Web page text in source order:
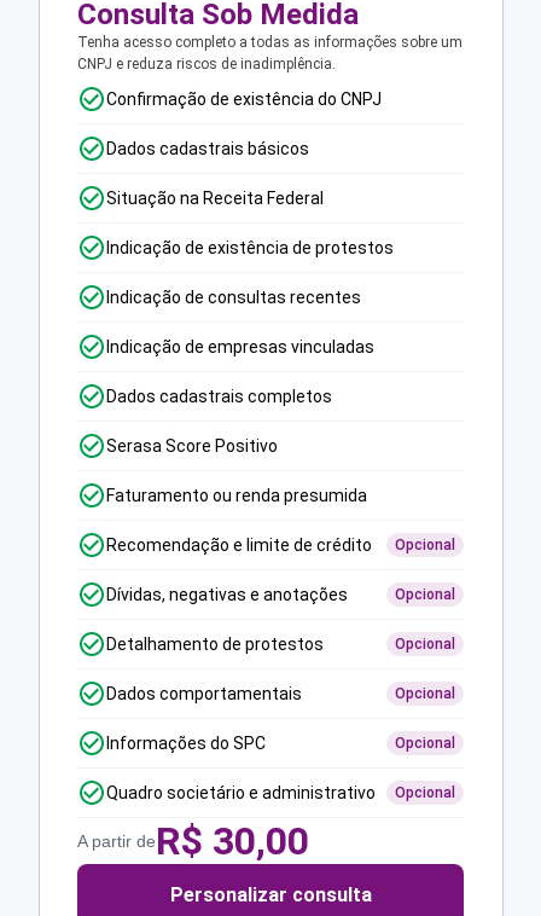
Consulta Sob Medida
Tenha acesso completo a todas as informações sobre um
CNPJ e reduza riscos de inadimplência.
Confirmação de existência do CNPJ
Dados cadastrais básicos
Situação na Receita Federal
Indicação de existência de protestos
Indicação de consultas recentes
Indicação de empresas vinculadas
Dados cadastrais completos
Serasa Score Positivo
Faturamento ou renda presumida
Recomendação e limite de crédito Opcional
Dívidas, negativas e anotações Opcional
Detalhamento de protestos Opcional
Dados comportamentais Opcional
Informações do SPC Opcional
Quadro societário e administrativo Opcional
A partir deR$ 30,00
Personalizar consulta